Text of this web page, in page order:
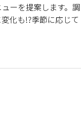
ーを提案します。調
化も!?季節に応じて